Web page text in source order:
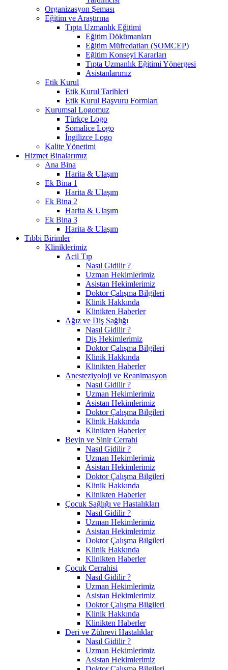
Organizasyon Şeması
Eğitim ve Araştırma
Tıpta Uzmanlık Eğitimi
Eğitim Dökümanları
Eğitim Müfredatları (SOMCEP)
Eğitim Konseyi Kararları
Tıpta Uzmanlık Eğitimi Yönergesi
Asistanlarımız
Etik Kurul
Etik Kurul Tarihleri
Etik Kurul Başvuru Formları
Kurumsal Logomuz
Türkçe Logo
Somalice Logo
İngilizce Logo
Kalite Yönetimi
Hizmet Binalarımız
Ana Bina
Harita & Ulaşım
Ek Bina 1
Harita & Ulaşım
Ek Bina 2
Harita & Ulaşım
Ek Bina 3
Harita & Ulaşım
Tıbbi Birimler
Kliniklerimiz
Acil Tıp
Nasıl Gidilir ?
Uzman Hekimlerimiz
Asistan Hekimlerimiz
Doktor Çalışma Bilgileri
Klinik Hakkında
Klinikten Haberler
Ağız ve Diş Sağlığı
Nasıl Gidilir ?
Diş Hekimlerimiz
Doktor Çalışma Bilgileri
Klinik Hakkında
Klinikten Haberler
Anesteziyoloji ve Reanimasyon
Nasıl Gidilir ?
Uzman Hekimlerimiz
Asistan Hekimlerimiz
Doktor Çalışma Bilgileri
Klinik Hakkında
Klinikten Haberler
Beyin ve Sinir Cerrahi
Nasıl Gidilir ?
Uzman Hekimlerimiz
Asistan Hekimlerimiz
Doktor Çalışma Bilgileri
Klinik Hakkında
Klinikten Haberler
Çocuk Sağlığı ve Hastalıkları
Nasıl Gidilir ?
Uzman Hekimlerimiz
Asistan Hekimlerimiz
Doktor Çalışma Bilgileri
Klinik Hakkında
Klinikten Haberler
Çocuk Cerrahisi
Nasıl Gidilir ?
Uzman Hekimlerimiz
Asistan Hekimlerimiz
Doktor Çalışma Bilgileri
Klinik Hakkında
Klinikten Haberler
Deri ve Zührevi Hastalıklar
Nasıl Gidilir ?
Uzman Hekimlerimiz
Asistan Hekimlerimiz